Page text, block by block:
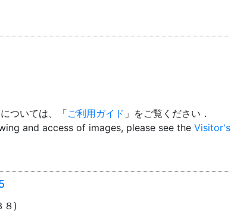
ついては、「ご利用ガイド 」をご覧ください．
and access of images, please see the Visitor's
８)